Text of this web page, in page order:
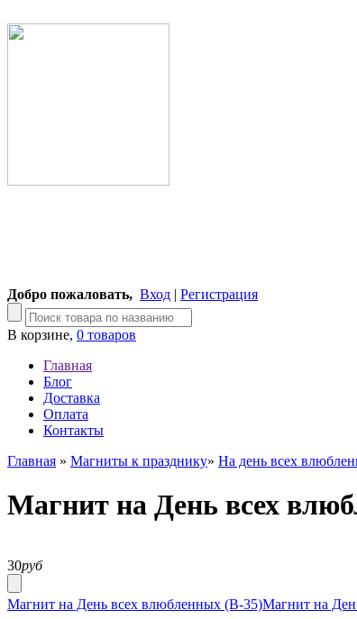
Добро пожаловать, Вход | Регистрация
В корзине, 0 товаров
Главная
Блог
Доставка
Оплата
Контакты
Главная » Магниты к празднику» На день всех
Магнит на День всех
30руб
Магнит на День всех влюбленных (В-35)Магнит на